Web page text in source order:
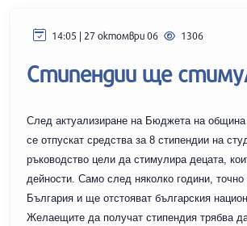
14:05 | 27 октомври 06 1306
Стипендии ще
След актуализиране на Бюджета на община
се отпускат средства за 8 стипендии на
ръководство цели да стимулира децата,
дейности. Само след няколко години,
България и ще отстояват българския
Желаещите да получат стипендия трябва